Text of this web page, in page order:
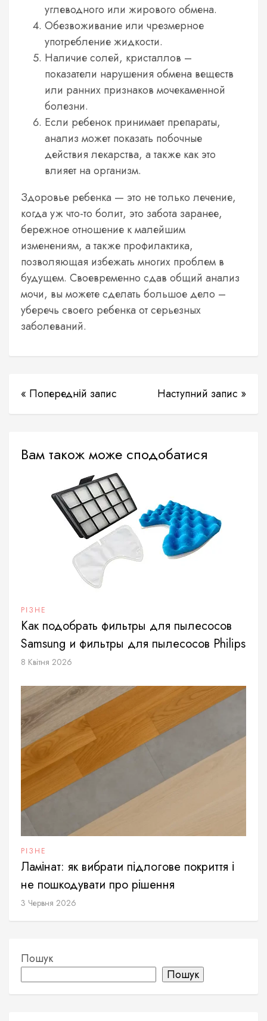
углеводного или жирового обмена.
Обезвоживание или чрезмерное
употребление жидкости.
Наличие солей, кристаллов –
показатели нарушения обмена веществ
или ранних признаков мочекаменной
болезни.
Если ребенок принимает препараты,
анализ может показать побочные
действия лекарства, а также как это
влияет на организм.
Здоровье ребенка — это не только лечение,
когда уж что-то болит, это забота заранее,
бережное отношение к малейшим
изменениям, а также профилактика,
позволяющая избежать многих проблем в
будущем. Своевременно сдав общий анализ
мочи, вы можете сделать большое дело –
уберечь своего ребенка от серьезных
заболеваний.
« Попередній запис Наступний запис »
Вам також може сподобатися
РІЗНЕ
Как подобрать фильтры для пылесосов
Samsung и фильтры для пылесосов Philips
8 Квітня 2026
РІЗНЕ
Ламінат: як вибрати підлогове покриття і
не пошкодувати про рішення
3 Червня 2026
Пошук
Пошук